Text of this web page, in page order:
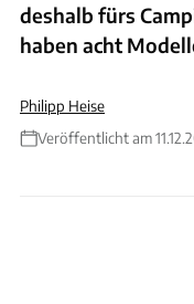
deshalb fürs
haben acht
Philipp Heise
Veröffentlicht am